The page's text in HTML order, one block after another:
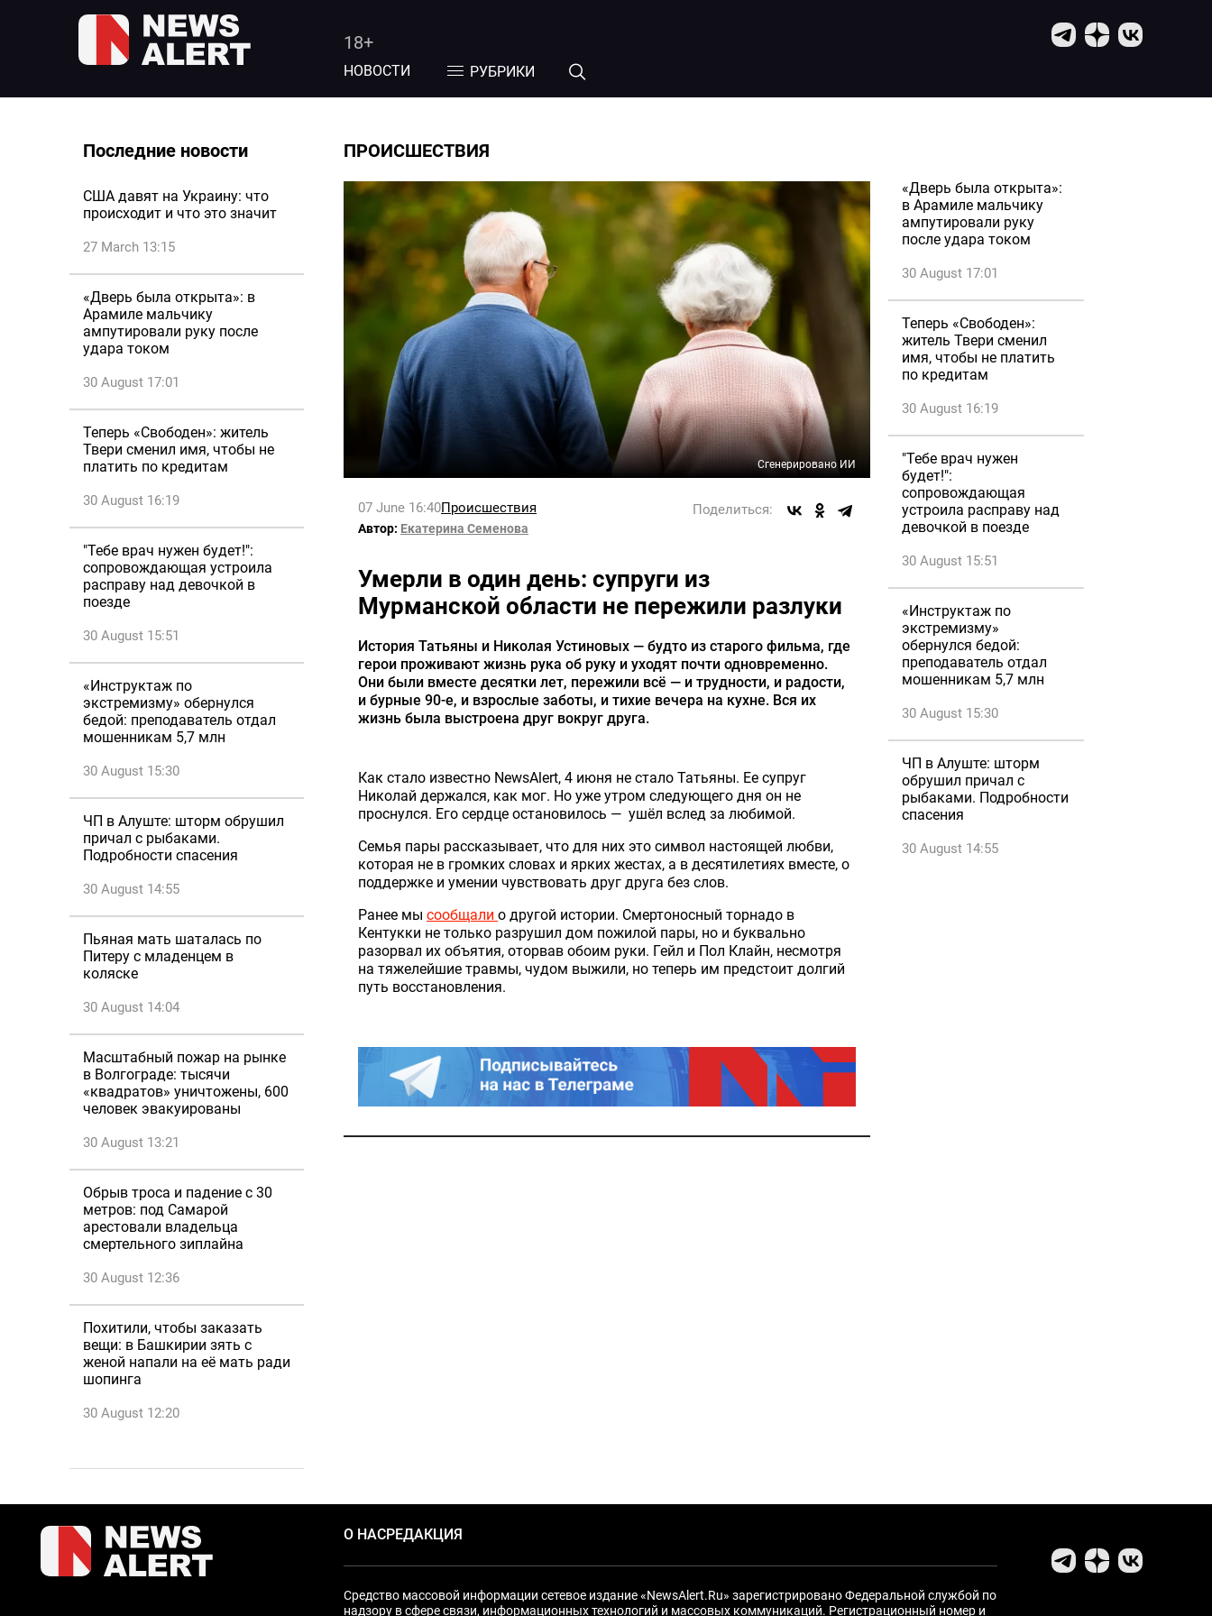
18+
НОВОСТИ РУБРИКИ
Последние новости
США давят на Украину: что
происходит и что это значит
27 March 13:15
«Дверь была открыта»: в
Арамиле мальчику
ампутировали руку после
удара током
30 August 17:01
Теперь «Свободен»: житель
Твери сменил имя, чтобы не
платить по кредитам
30 August 16:19
"Тебе врач нужен будет!":
сопровождающая устроила
расправу над девочкой в
поезде
30 August 15:51
«Инструктаж по
экстремизму» обернулся
бедой: преподаватель отдал
мошенникам 5,7 млн
30 August 15:30
ЧП в Алуште: шторм обрушил
причал с рыбаками.
Подробности спасения
30 August 14:55
Пьяная мать шаталась по
Питеру с младенцем в
коляске
30 August 14:04
Масштабный пожар на рынке
в Волгограде: тысячи
«квадратов» уничтожены, 600
человек эвакуированы
30 August 13:21
Обрыв троса и падение с 30
метров: под Самарой
арестовали владельца
смертельного зиплайна
30 August 12:36
Похитили, чтобы заказать
вещи: в Башкирии зять с
женой напали на её мать ради
шопинга
30 August 12:20
ПРОИСШЕСТВИЯ
Сгенерировано ИИ
07 June 16:40Происшествия Поделиться:
Автор: Екатерина Семенова
Умерли в один день: супруги из
Мурманской области не пережили разлуки
История Татьяны и Николая Устиновых — будто из старого фильма, где
герои проживают жизнь рука об руку и уходят почти одновременно.
Они были вместе десятки лет, пережили всё — и трудности, и радости,
и бурные 90-е, и взрослые заботы, и тихие вечера на кухне. Вся их
жизнь была выстроена друг вокруг друга.
Как стало известно NewsAlert, 4 июня не стало Татьяны. Ее супруг
Николай держался, как мог. Но уже утром следующего дня он не
проснулся. Его сердце остановилось — ушёл вслед за любимой.
Семья пары рассказывает, что для них это символ настоящей любви,
которая не в громких словах и ярких жестах, а в десятилетиях вместе, о
поддержке и умении чувствовать друг друга без слов.
Ранее мы сообщали о другой истории. Смертоносный торнадо в
Кентукки не только разрушил дом пожилой пары, но и буквально
разорвал их объятия, оторвав обоим руки. Гейл и Пол Клайн, несмотря
на тяжелейшие травмы, чудом выжили, но теперь им предстоит долгий
путь восстановления.
«Дверь была открыта»:
в Арамиле мальчику
ампутировали руку
после удара током
30 August 17:01
Теперь «Свободен»:
житель Твери сменил
имя, чтобы не платить
по кредитам
30 August 16:19
"Тебе врач нужен
будет!":
сопровождающая
устроила расправу над
девочкой в поезде
30 August 15:51
«Инструктаж по
экстремизму»
обернулся бедой:
преподаватель отдал
мошенникам 5,7 млн
30 August 15:30
ЧП в Алуште: шторм
обрушил причал с
рыбаками. Подробности
спасения
30 August 14:55
О НАСРЕДАКЦИЯ
Средство массовой информации сетевое издание «NewsAlert.Ru» зарегистрировано Федеральной службой по
надзору в сфере связи, информационных технологий и массовых коммуникаций. Регистрационный номер и